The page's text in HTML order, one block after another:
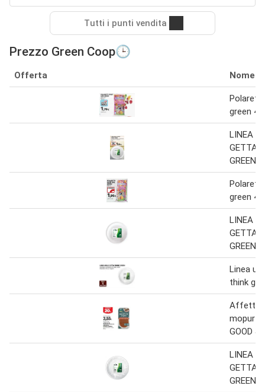
Tutti i punti vendita
Prezzo Green Coop🕒
Offerta Nome
green
LINEA
GETTA
GREEN
green
LINEA
GETTA
GREEN
Linea
think
mopur
GOOD &
LINEA
GETTA
GREEN